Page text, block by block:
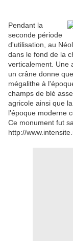
Pendant la
seconde période
d'utilisation, au
dans le fond de la
verticalement. Une
un crâne donne
mégalithe à
champs de blé
agricole ainsi que
l'époque moderne
Ce monument fut
http://